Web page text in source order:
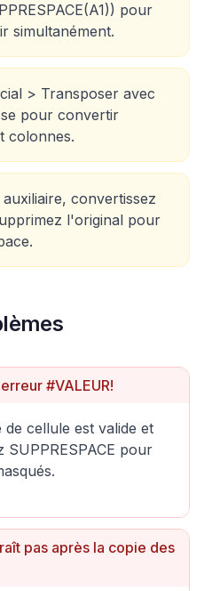
pour
simultanément.
> Transposer avec
pour convertir
colonnes.
convertissez
l'original pour
#VALEUR!
cellule est valide et
pour
pas après la copie des